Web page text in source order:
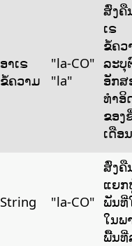
ອາເຣ
ຂໍ້ຄວາມ
"la-CO"
"la"
ສົ່ງຄື
ເຣ
ຂໍ້ຄວ
ລະບຸ
ອັກສ
ທຳອິ
ຂອງ
ເດືອ
String "la-CO"
ສົ່ງຄື
ແຍ
ພັນທີ່
ໃນພ
ພື້ນທີ່